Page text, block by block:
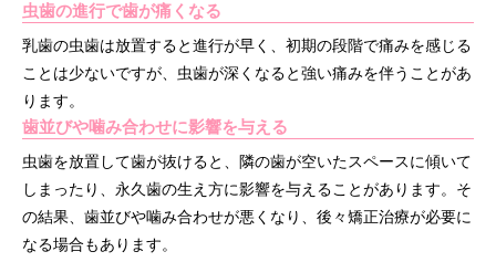
虫歯の進行で歯が痛くなる
乳歯の虫歯は放置すると進行が早く、初期の段階で痛みを感じる
ことは少ないですが、虫歯が深くなると強い痛みを伴うことがあ
ります。
歯並びや噛み合わせに影響を与える
虫歯を放置して歯が抜けると、隣の歯が空いたスペースに傾いて
しまったり、永久歯の生え方に影響を与えることがあります。そ
の結果、歯並びや噛み合わせが悪くなり、後々矯正治療が必要に
なる場合もあります。